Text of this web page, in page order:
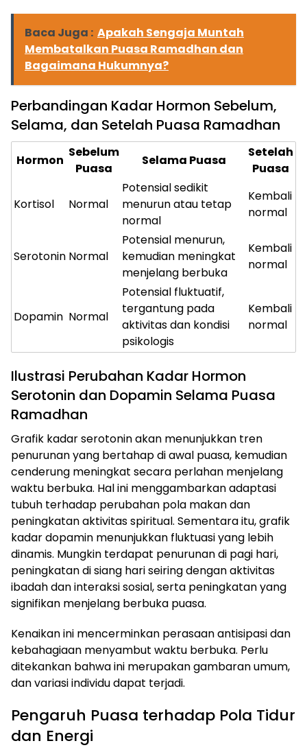
Baca Juga : Apakah Sengaja Muntah
Membatalkan Puasa Ramadhan dan
Bagaimana Hukumnya?
Perbandingan Kadar Hormon Sebelum,
Selama, dan Setelah Puasa Ramadhan
Hormon
Sebelum
Puasa
Selama Puasa
Setelah
Puasa
Kortisol Normal
Potensial sedikit
menurun atau tetap
normal
Kembali
normal
Serotonin Normal
Potensial menurun,
kemudian meningkat
menjelang berbuka
Kembali
normal
Dopamin Normal
Potensial fluktuatif,
tergantung pada
aktivitas dan kondisi
psikologis
Kembali
normal
Ilustrasi Perubahan Kadar Hormon
Serotonin dan Dopamin Selama Puasa
Ramadhan
Grafik kadar serotonin akan menunjukkan tren
penurunan yang bertahap di awal puasa, kemudian
cenderung meningkat secara perlahan menjelang
waktu berbuka. Hal ini menggambarkan adaptasi
tubuh terhadap perubahan pola makan dan
peningkatan aktivitas spiritual. Sementara itu, grafik
kadar dopamin menunjukkan fluktuasi yang lebih
dinamis. Mungkin terdapat penurunan di pagi hari,
peningkatan di siang hari seiring dengan aktivitas
ibadah dan interaksi sosial, serta peningkatan yang
signifikan menjelang berbuka puasa.
Kenaikan ini mencerminkan perasaan antisipasi dan
kebahagiaan menyambut waktu berbuka. Perlu
ditekankan bahwa ini merupakan gambaran umum,
dan variasi individu dapat terjadi.
Pengaruh Puasa terhadap Pola Tidur
dan Energi